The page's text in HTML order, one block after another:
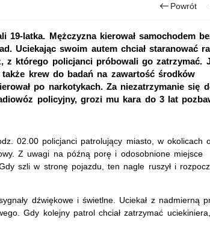
Powrót
latka. Mężczyzna kierował samochodem
Uciekając swoim autem chciał staranować
z którego policjanci próbowali go zatrzymać.
krew do badań na zawartość środków
po narkotykach. Za niezatrzymanie się
policyjny, grozi mu kara do 3 lat
02.00 policjanci patrolujący miasto, w okolicach
Z uwagi na późną porę i odosobnione miejsce
szli w stronę pojazdu, ten nagle ruszył i
dźwiękowe i świetlne. Uciekał z nadmierną
Gdy kolejny patrol chciał zatrzymać